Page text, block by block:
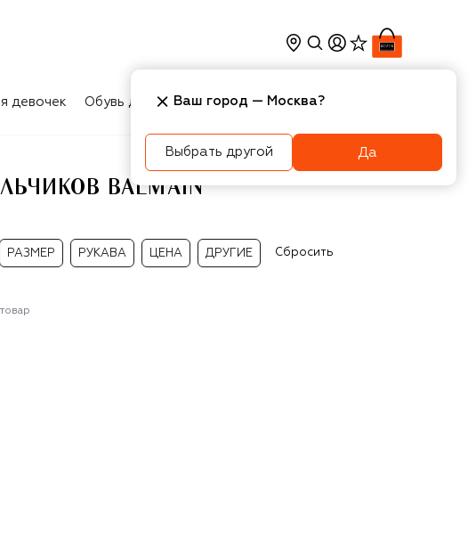
девочек Обувь для мальчиков Игрушки Аксесcуары
BALMAIN
РАЗМЕР РУКАВА ЦЕНА ДРУГИЕ Сбросить
товар
Ваш город — Москва?
Выбрать другой Да